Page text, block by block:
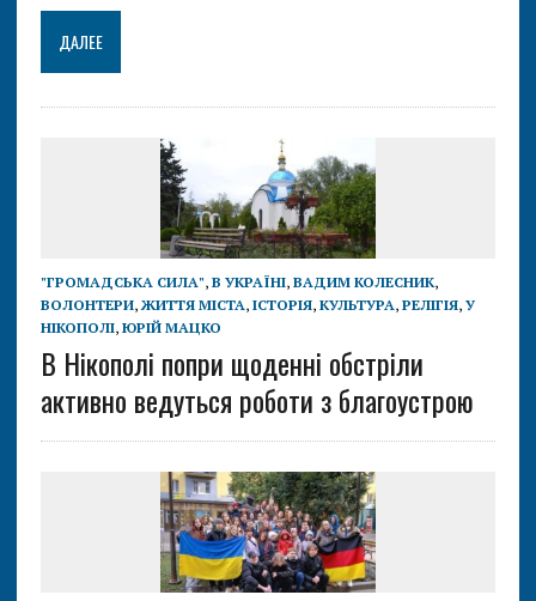
e
b
o g a A
p
p
а
и
ть
ДАЛЕЕ
"ГРОМАДСЬКА СИЛА", В УКРАЇНІ, ВАДИМ КОЛЕСНИК,
ВОЛОНТЕРИ,ЖИТТЯ МІСТА, ІСТОРІЯ, КУЛЬТУРА, РЕЛІГІЯ, У
НІКОПОЛІ, ЮРІЙ МАЦКО
В Нікополі попри щоденні обстріли
активно ведуться роботи з благоустрою